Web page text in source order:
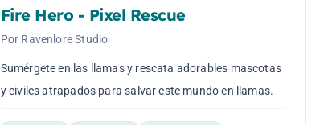
Fire Hero - Pixel Rescue
Por Ravenlore Studio
Sumérgete en las llamas y rescata adorables mascotas
y civiles atrapados para salvar este mundo en llamas.